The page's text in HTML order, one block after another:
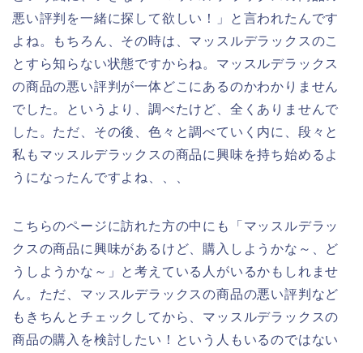
悪い評判を一緒に探して欲しい！」と言われたんです
よね。もちろん、その時は、マッスルデラックスのこ
とすら知らない状態ですからね。マッスルデラックス
の商品の悪い評判が一体どこにあるのかわかりません
でした。というより、調べたけど、全くありませんで
した。ただ、その後、色々と調べていく内に、段々と
私もマッスルデラックスの商品に興味を持ち始めるよ
うになったんですよね、、、
こちらのページに訪れた方の中にも「マッスルデラッ
クスの商品に興味があるけど、購入しようかな～、ど
うしようかな～」と考えている人がいるかもしれませ
ん。ただ、マッスルデラックスの商品の悪い評判など
もきちんとチェックしてから、マッスルデラックスの
商品の購入を検討したい！という人もいるのではない